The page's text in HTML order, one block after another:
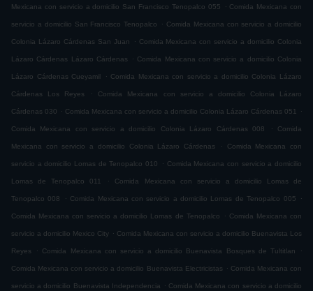
Mexicana con servicio a domicilio San Francisco Tenopalco 055 . Comida Mexicana con
servicio a domicilio San Francisco Tenopalco . Comida Mexicana con servicio a domicilio
Colonia Lázaro Cárdenas San Juan . Comida Mexicana con servicio a domicilio Colonia
Lázaro Cárdenas Lázaro Cárdenas . Comida Mexicana con servicio a domicilio Colonia
Lázaro Cárdenas Cueyamil . Comida Mexicana con servicio a domicilio Colonia Lázaro
Cárdenas Los Reyes . Comida Mexicana con servicio a domicilio Colonia Lázaro
Cárdenas 030 . Comida Mexicana con servicio a domicilio Colonia Lázaro Cárdenas 051 .
Comida Mexicana con servicio a domicilio Colonia Lázaro Cárdenas 008 . Comida
Mexicana con servicio a domicilio Colonia Lázaro Cárdenas . Comida Mexicana con
servicio a domicilio Lomas de Tenopalco 010 . Comida Mexicana con servicio a domicilio
Lomas de Tenopalco 011 . Comida Mexicana con servicio a domicilio Lomas de
Tenopalco 008 . Comida Mexicana con servicio a domicilio Lomas de Tenopalco 005 .
Comida Mexicana con servicio a domicilio Lomas de Tenopalco . Comida Mexicana con
servicio a domicilio Mexico City . Comida Mexicana con servicio a domicilio Buenavista Los
Reyes . Comida Mexicana con servicio a domicilio Buenavista Bosques de Tultitlan .
Comida Mexicana con servicio a domicilio Buenavista Electricistas . Comida Mexicana con
servicio a domicilio Buenavista Independencia . Comida Mexicana con servicio a domicilio